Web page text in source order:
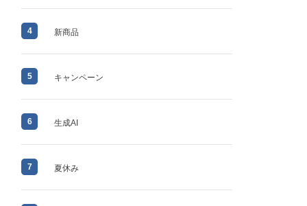
4 新商品
5 キャンペーン
6 生成AI
7 夏休み